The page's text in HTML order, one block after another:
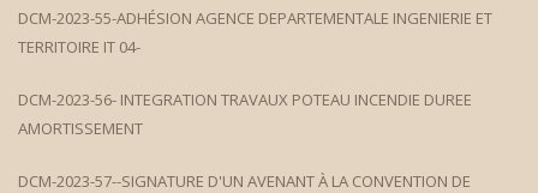
DCM-2023-55-ADHÉSION AGENCE DEPARTEMENTALE INGENIERIE ET
TERRITOIRE IT 04-
DCM-2023-56- INTEGRATION TRAVAUX POTEAU INCENDIE DUREE
AMORTISSEMENT
DCM-2023-57--SIGNATURE D'UN AVENANT À LA CONVENTION DE